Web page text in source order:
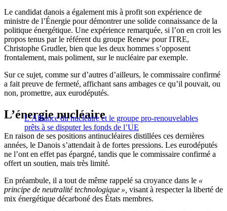
Le candidat danois a également mis à profit son expérience de
ministre de l’Énergie pour démontrer une solide connaissance de la
politique énergétique. Une expérience remarquée, si l’on en croit les
propos tenus par le référent du groupe Renew pour ITRE,
Christophe Grudler, bien que les deux hommes s’opposent
frontalement, mais poliment, sur le nucléaire par exemple.
Sur ce sujet, comme sur d’autres d’ailleurs, le commissaire confirmé
a fait preuve de fermeté, affichant sans ambages ce qu’il pouvait, ou
non, promettre, aux eurodéputés.
L’Alliance du nucléaire et le groupe pro-renouvelables
prêts à se disputer les fonds de l’UE
L’énergie nucléaire
En raison de ses positions antinucléaires distillées ces dernières
années, le Danois s’attendait à de fortes pressions. Les eurodéputés
ne l’ont en effet pas épargné, tandis que le commissaire confirmé a
offert un soutien, mais très limité.
En préambule, il a tout de même rappelé sa croyance dans le «
principe de neutralité technologique », visant à respecter la liberté de
mix énergétique décarboné des États membres.